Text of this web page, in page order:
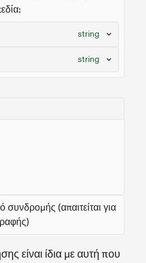
string
string
συνδρομής (απαιτείται για
είναι ίδια με αυτή που